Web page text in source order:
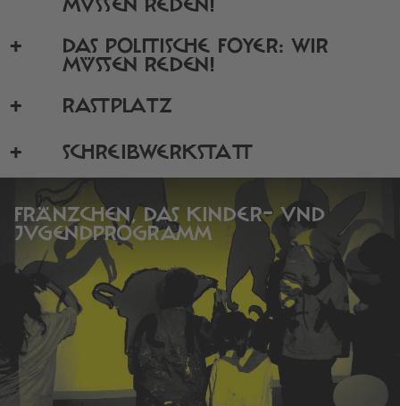
MÜSSEN REDEN!
DAS POLITISCHE FOYER: WIR
MÜSSEN REDEN!
RASTPLATZ
SCHREIBWERKSTATT
FRÄNZCHEN, DAS KINDER- UND
JUGENDPROGRAMM